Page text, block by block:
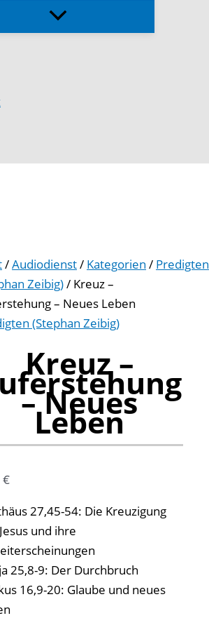
/Audiodienst/ Kategorien / Predigten
Zeibig)/ Kreuz –
– Neues Leben
(Stephan Zeibig)
Kreuz –
– Neues
Leben
€
27,45-54: Die Kreuzigung
und ihre
25,8-9: Der Durchbruch
16,9-20: Glaube und neues